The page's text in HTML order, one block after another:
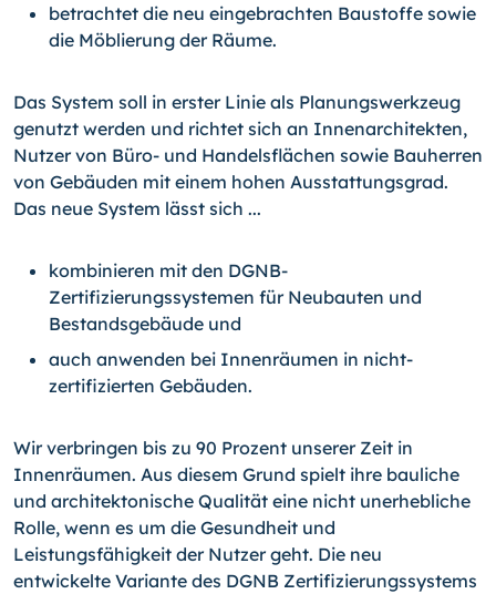
betrachtet die neu eingebrachten Baustoffe sowie
die Möblierung der Räume.
Das System soll in erster Linie als Planungswerkzeug
genutzt werden und richtet sich an Innenarchitekten,
Nutzer von Büro- und Handelsflächen sowie Bauherren
von Gebäuden mit einem hohen Ausstattungsgrad.
Das neue System lässt sich ...
kombinieren mit den DGNB-
Zertifizierungssystemen für Neubauten und
Bestandsgebäude und
auch anwenden bei Innenräumen in nicht-
zertifizierten Gebäuden.
Wir verbringen bis zu 90 Prozent unserer Zeit in
Innenräumen. Aus diesem Grund spielt ihre bauliche
und architektonische Qualität eine nicht unerhebliche
Rolle, wenn es um die Gesundheit und
Leistungsfähigkeit der Nutzer geht. Die neu
entwickelte Variante des DGNB Zertifizierungssystems